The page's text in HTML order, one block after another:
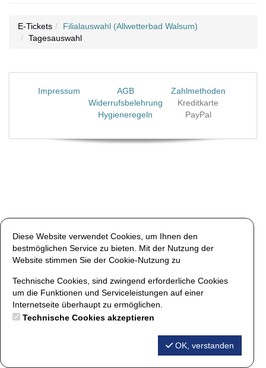
E-Tickets
Filialauswahl (Allwetterbad Walsum)
Tagesauswahl
Impressum
AGB
Widerrufsbelehrung
Hygieneregeln
Zahlmethoden
Kreditkarte
PayPal
Diese Website verwendet Cookies, um Ihnen den
bestmöglichen Service zu bieten. Mit der Nutzung der
Website stimmen Sie der Cookie-Nutzung zu
Technische Cookies, sind zwingend erforderliche Cookies
um die Funktionen und Serviceleistungen auf einer
Internetseite überhaupt zu ermöglichen.
Technische Cookies akzeptieren
OK, verstanden